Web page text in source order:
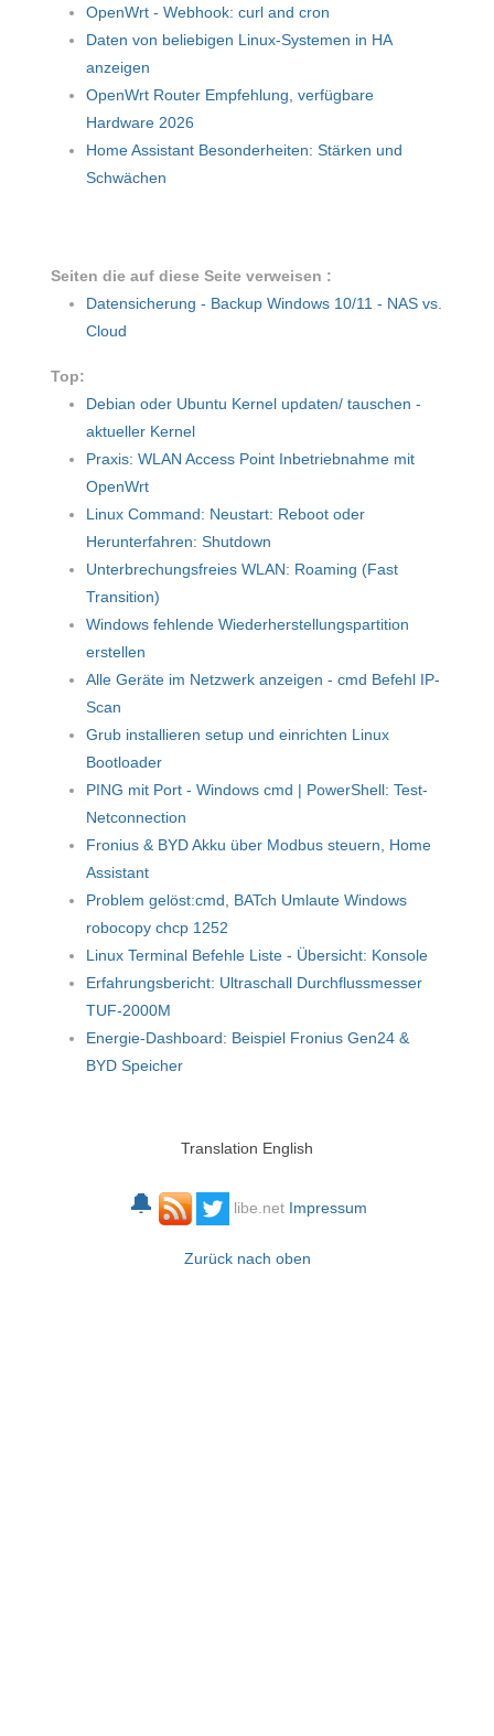
OpenWrt - Webhook: curl and cron
Daten von beliebigen Linux-Systemen in HA
anzeigen
OpenWrt Router Empfehlung, verfügbare
Hardware 2026
Home Assistant Besonderheiten: Stärken und
Schwächen
Seiten die auf diese Seite verweisen :
Datensicherung - Backup Windows 10/11 - NAS vs.
Cloud
Top:
Debian oder Ubuntu Kernel updaten/ tauschen -
aktueller Kernel
Praxis: WLAN Access Point Inbetriebnahme mit
OpenWrt
Linux Command: Neustart: Reboot oder
Herunterfahren: Shutdown
Unterbrechungsfreies WLAN: Roaming (Fast
Transition)
Windows fehlende Wiederherstellungspartition
erstellen
Alle Geräte im Netzwerk anzeigen - cmd Befehl IP-
Scan
Grub installieren setup und einrichten Linux
Bootloader
PING mit Port - Windows cmd | PowerShell: Test-
Netconnection
Fronius & BYD Akku über Modbus steuern, Home
Assistant
Problem gelöst:cmd, BATch Umlaute Windows
robocopy chcp 1252
Linux Terminal Befehle Liste - Übersicht: Konsole
Erfahrungsbericht: Ultraschall Durchflussmesser
TUF-2000M
Energie-Dashboard: Beispiel Fronius Gen24 &
BYD Speicher
Translation English
🔔 libe.net Impressum
Zurück nach oben